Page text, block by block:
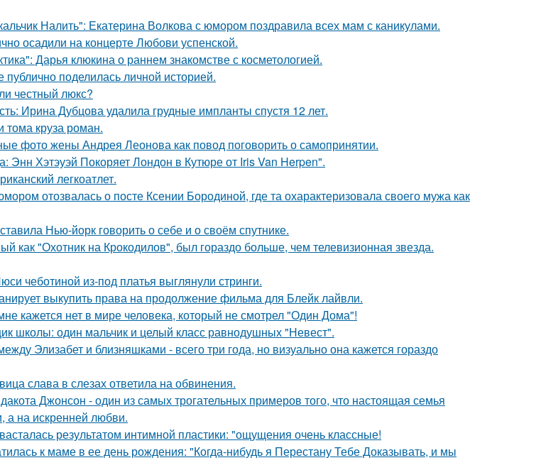
Налить": Екатерина Волкова с юмором поздравила всех мам с каникулами.
осадили на концерте Любови успенской.
Дарья клюкина о раннем знакомстве с косметологией.
публично поделилась личной историей.
честный люкс?
Ирина Дубцова удалила грудные импланты спустя 12 лет.
круза роман.
фото жены Андрея Леонова как повод поговорить о самопринятии.
Энн Хэтэуэй Покоряет Лондон в Кутюре от Iris Van Herpen".
легкоатлет.
отозвалась о посте Ксении Бородиной, где та охарактеризовала своего мужа как
Нью-йорк говорить о себе и о своём спутнике.
как "Охотник на Крокодилов", был гораздо больше, чем телевизионная звезда.
чеботиной из-под платья выглянули стринги.
выкупить права на продолжение фильма для Блейк лайвли.
кажется нет в мире человека, который не смотрел "Один Дома"!
школы: один мальчик и целый класс равнодушных "Невест".
Элизабет и близняшками - всего три года, но визуально она кажется гораздо
слава в слезах ответила на обвинения.
Джонсон - один из самых трогательных примеров того, что настоящая семья
а на искренней любви.
результатом интимной пластики: "ощущения очень классные!
к маме в ее день рождения: "Когда-нибудь я Перестану Тебе Доказывать, и мы